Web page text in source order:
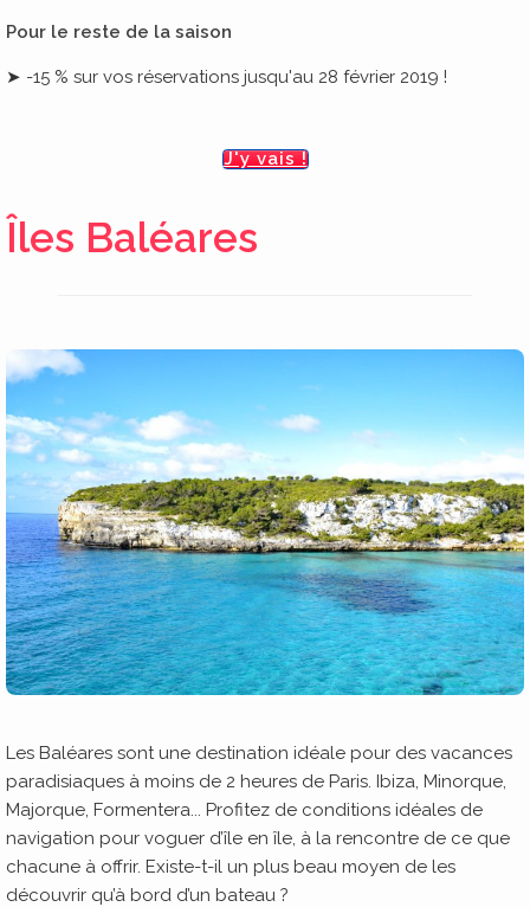
Pour le reste de la saison
➤ -15 % sur vos réservations jusqu'au 28 février 2019 !
J'y vais !
Îles Baléares
Les Baléares sont une destination idéale pour des vacances
paradisiaques à moins de 2 heures de Paris. Ibiza, Minorque,
Majorque, Formentera... Profitez de conditions idéales de
navigation pour voguer d’île en île, à la rencontre de ce que
chacune à offrir. Existe-t-il un plus beau moyen de les
découvrir qu’à bord d’un bateau ?